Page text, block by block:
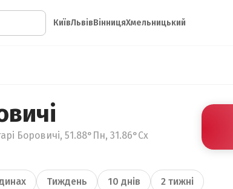
КиївЛьвівВінницяХмельницький
Боровичі, 51.88°Пн, 31.86°Сх
Тиждень 10 днів 2 тижні